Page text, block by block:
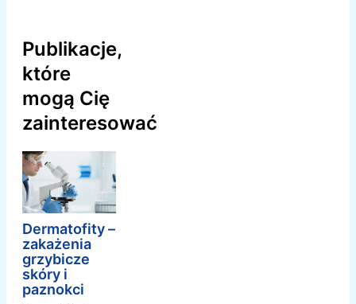
Publikacje,
które
mogą Cię
zainteresować
Dermatofity –
zakażenia
grzybicze
skóry i
paznokci